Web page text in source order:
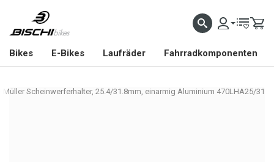
Bikes E-Bikes Laufräder Fahrradkomponenten
Müller Scheinwerferhalter, 25.4/31.8mm, einarmig Aluminium 470LHA25/31